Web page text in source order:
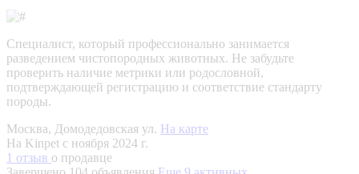
Специалист, который профессионально занимается
разведением чистопородных животных. Не забудьте
проверить наличие метрики или родословной,
подтверждающей регистрацию и соответствие стандарту
породы.
Москва, Домодедовская ул. На карте
На Kinpet c ноября 2024 г.
1 отзыв о продавце